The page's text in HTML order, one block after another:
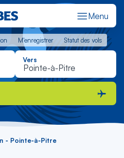
Menu
M'enregistrer Statut des vols
M'enregistrer Statut des vols
Vers
- Pointe-à-Pitre